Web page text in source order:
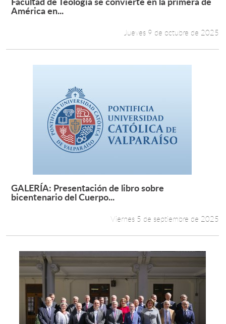
Leer más +
América en...
Jueves 9 de octubre de 2025
Leer más +
GALERÍA: Presentación de libro sobre
bicentenario del Cuerpo...
Viernes 5 de septiembre de 2025